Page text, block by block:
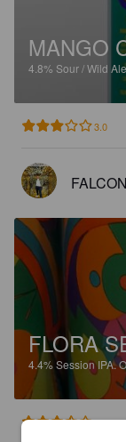
MANGO
4.8% Sour / Wild
3.0
FLORA
4.4%Session IPA.
3.5